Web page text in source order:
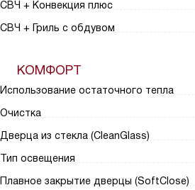
СВЧ + Конвекция плюс
СВЧ + Гриль с обдувом
КОМФОРТ
Использование остаточного тепла
Очистка
Дверца из стекла (CleanGlass)
Тип освещения
Плавное закрытие дверцы (SoftClose)